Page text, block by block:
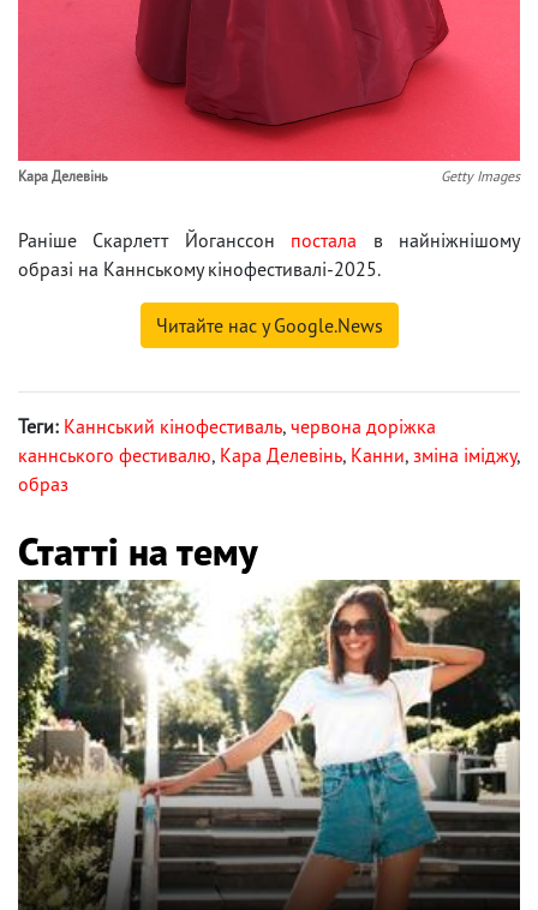
Кара Делевінь Getty Images
Раніше Скарлетт Йоганссон постала в найніжнішому
образі на Каннському кінофестивалі-2025.
Читайте нас у Google.News
Теги: Каннський кінофестиваль, червона доріжка
каннського фестивалю, Кара Делевінь, Канни, зміна іміджу,
образ
Статті на тему